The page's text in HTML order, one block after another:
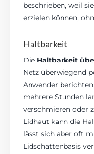
beschrieben, weil
erzielen können,
Haltbarkeit
Die Haltbarkeit
Netz überwiegend
Anwender
mehrere Stunden
verschmieren oder
Lidhaut kann die
lässt sich aber oft
Lidschattenbasis